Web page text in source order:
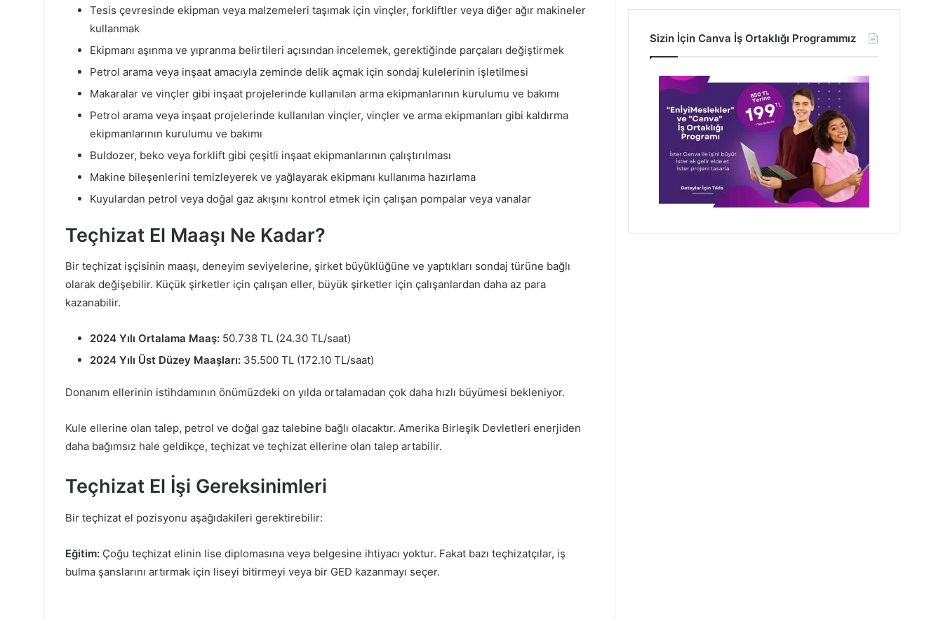
Tesis çevresinde ekipman veya malzemeleri taşımak için vinçler, forkliftler veya diğer ağır makineler
kullanmak
Ekipmanı aşınma ve yıpranma belirtileri açısından incelemek, gerektiğinde parçaları değiştirmek
Petrol arama veya inşaat amacıyla zeminde delik açmak için sondaj kulelerinin işletilmesi
Makaralar ve vinçler gibi inşaat projelerinde kullanılan arma ekipmanlarının kurulumu ve bakımı
Petrol arama veya inşaat projelerinde kullanılan vinçler, vinçler ve arma ekipmanları gibi kaldırma
ekipmanlarının kurulumu ve bakımı
Buldozer, beko veya forklift gibi çeşitli inşaat ekipmanlarının çalıştırılması
Makine bileşenlerini temizleyerek ve yağlayarak ekipmanı kullanıma hazırlama
Kuyulardan petrol veya doğal gaz akışını kontrol etmek için çalışan pompalar veya vanalar
Teçhizat El Maaşı Ne Kadar?
Bir teçhizat işçisinin maaşı, deneyim seviyelerine, şirket büyüklüğüne ve yaptıkları sondaj türüne bağlı
olarak değişebilir. Küçük şirketler için çalışan eller, büyük şirketler için çalışanlardan daha az para
kazanabilir.
2024 Yılı Ortalama Maaş: 50.738 TL (24.30 TL/saat)
2024 Yılı Üst Düzey Maaşları: 35.500 TL (172.10 TL/saat)
Donanım ellerinin istihdamının önümüzdeki on yılda ortalamadan çok daha hızlı büyümesi bekleniyor.
Kule ellerine olan talep, petrol ve doğal gaz talebine bağlı olacaktır. Amerika Birleşik Devletleri enerjiden
daha bağımsız hale geldikçe, teçhizat ve teçhizat ellerine olan talep artabilir.
Teçhizat El İşi Gereksinimleri
Bir teçhizat el pozisyonu aşağıdakileri gerektirebilir:
Eğitim: Çoğu teçhizat elinin lise diplomasına veya belgesine ihtiyacı yoktur. Fakat bazı teçhizatçılar, iş
bulma şanslarını artırmak için liseyi bitirmeyi veya bir GED kazanmayı seçer.
Sizin İçin Canva İş Ortaklığı Programımız